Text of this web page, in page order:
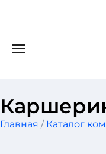
Главная / Каталог